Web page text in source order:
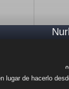
de hacerlo